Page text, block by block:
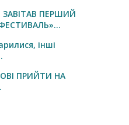
ПЕРШИЙ
інші
ПРИЙТИ НА